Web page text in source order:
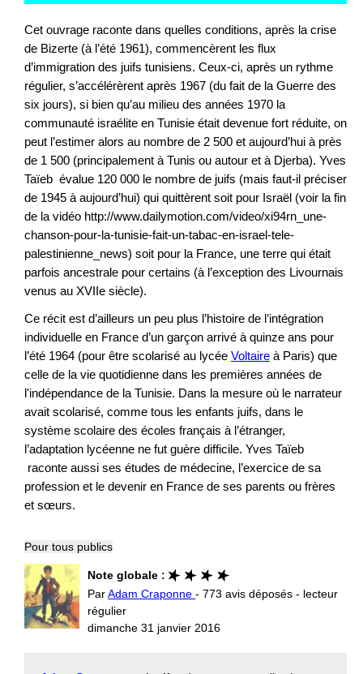
Cet ouvrage raconte dans quelles conditions, après la crise
de Bizerte (à l’été 1961), commencèrent les flux
d’immigration des juifs tunisiens. Ceux-ci, après un rythme
régulier, s’accélérèrent après 1967 (du fait de la Guerre des
six jours), si bien qu’au milieu des années 1970 la
communauté israélite en Tunisie était devenue fort réduite, on
peut l’estimer alors au nombre de 2 500 et aujourd’hui à près
de 1 500 (principalement à Tunis ou autour et à Djerba). Yves
Taïeb évalue 120 000 le nombre de juifs (mais faut-il préciser
de 1945 à aujourd’hui) qui quittèrent soit pour Israël (voir la fin
de la vidéo http://www.dailymotion.com/video/xi94rn_une-
chanson-pour-la-tunisie-fait-un-tabac-en-israel-tele-
palestinienne_news) soit pour la France, une terre qui était
parfois ancestrale pour certains (à l’exception des Livournais
venus au XVIIe siècle).
Ce récit est d’ailleurs un peu plus l’histoire de l’intégration
individuelle en France d’un garçon arrivé à quinze ans pour
l’été 1964 (pour être scolarisé au lycée Voltaire à Paris) que
celle de la vie quotidienne dans les premières années de
l'indépendance de la Tunisie. Dans la mesure où le narrateur
avait scolarisé, comme tous les enfants juifs, dans le
système scolaire des écoles français à l’étranger,
l’adaptation lycéenne ne fut guère difficile. Yves Taïeb
raconte aussi ses études de médecine, l’exercice de sa
profession et le devenir en France de ses parents ou frères
et sœurs.
Pour tous publics
Note globale :
ParAdam Craponne- 773 avis déposés - lecteur
régulier
dimanche 31 janvier 2016